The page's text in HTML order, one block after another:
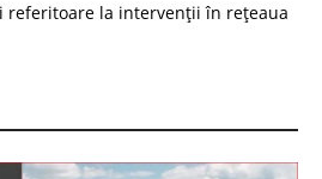
referitoare la intervenții în rețeaua